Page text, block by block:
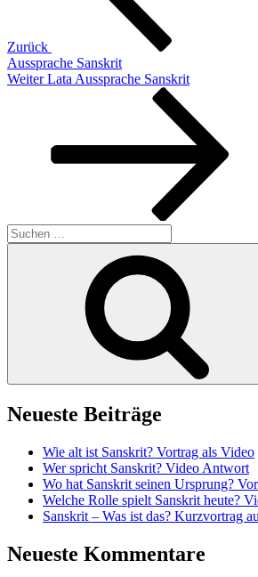
Zurück
Aussprache Sanskrit
Nächster
Weiter Lata Aussprache Sanskrit
Suchen
nach:
Neueste Beiträge
Wie alt ist Sanskrit? Vortrag als Video
Wer spricht Sanskrit? Video Antwort
Wo hat Sanskrit seinen Ursprung?
Welche Rolle spielt Sanskrit heute?
Sanskrit – Was ist das? Kurzvortrag
Neueste Kommentare